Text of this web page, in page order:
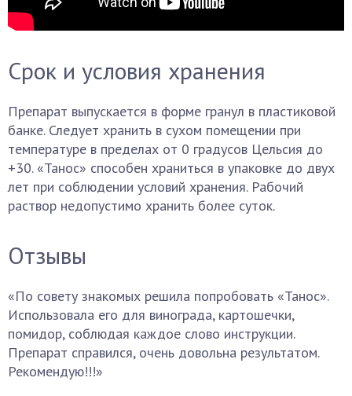
Срок и условия хранения
Препарат выпускается в форме гранул в пластиковой
банке. Следует хранить в сухом помещении при
температуре в пределах от 0 градусов Цельсия до
+30. «Танос» способен храниться в упаковке до двух
лет при соблюдении условий хранения. Рабочий
раствор недопустимо хранить более суток.
Отзывы
«По совету знакомых решила попробовать «Танос».
Использовала его для винограда, картошечки,
помидор, соблюдая каждое слово инструкции.
Препарат справился, очень довольна результатом.
Рекомендую!!!»